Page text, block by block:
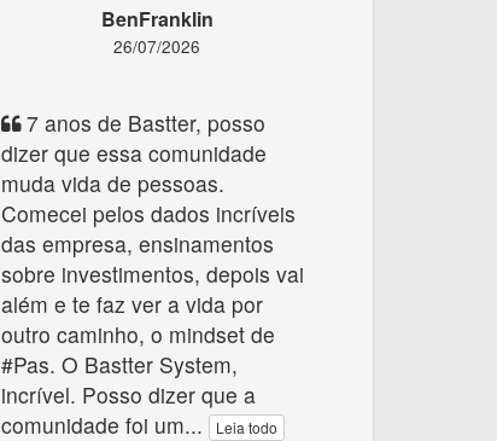
BenFranklin
26/07/2026
7 anos de Bastter, posso
dizer que essa comunidade
muda vida de pessoas.
Comecei pelos dados incríveis
das empresa, ensinamentos
sobre investimentos, depois vai
além e te faz ver a vida por
outro caminho, o mindset de
#Pas. O Bastter System,
incrível. Posso dizer que a
comunidade foi um... Leia todo